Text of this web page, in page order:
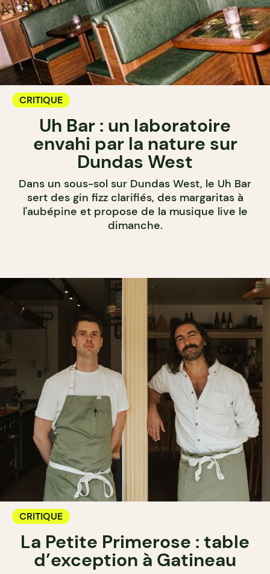
CRITIQUE
Uh Bar : un laboratoire
envahi par la nature sur
Dundas West
Dans un sous-sol sur Dundas West, le Uh Bar
sert des gin fizz clarifiés, des margaritas à
l'aubépine et propose de la musique live le
dimanche.
CRITIQUE
La Petite Primerose : table
d’exception à Gatineau